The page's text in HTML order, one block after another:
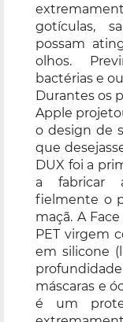
gotículas,
possam
olhos.
bactérias e
Durantes os
Apple
o design de
que
DUX foi a
a fabricar
fielmente o
maçã. A
PET virgem
em silicone
máscaras e
é um